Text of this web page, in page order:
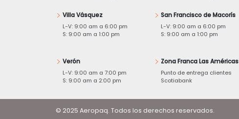
Villa Vásquez
L-V: 9:00 am a 6:00 pm
S: 9:00 am a 1:00 pm
San Francisco de Macorís
L-V: 9:00 am a 6:00 pm
S: 9:00 am a 1:00 pm
Verón
L-V: 9:00 am a 7:00 pm
S: 9:00 am a 2:00 pm
Zona Franca Las Américas
Punto de entrega clientes
Scotiabank
© 2025 Aeropaq. Todos los derechos reservados.